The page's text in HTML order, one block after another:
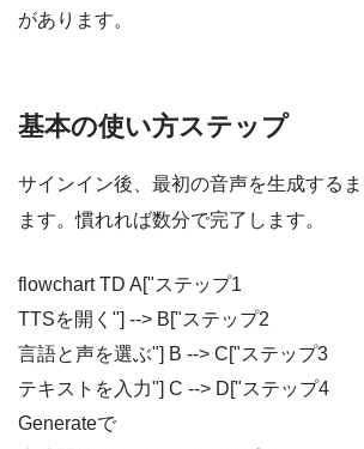
があります。
基本の使い方ステップ
サインイン後、最初の音声を生成する
ます。慣れれば数分で完了します。
flowchart TD A["ステップ1
TTSを開く"] --> B["ステップ2
言語と声を選ぶ"] B --> C["ステップ3
テキストを入力"] C --> D["ステップ4
Generateで